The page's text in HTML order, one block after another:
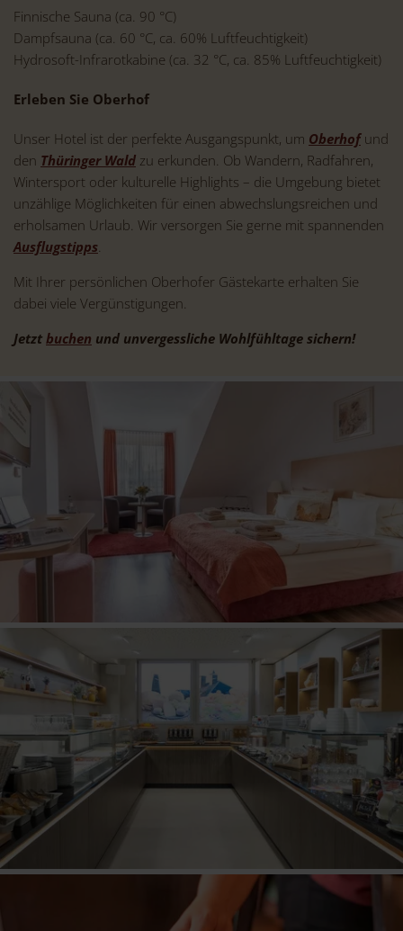
Finnische Sauna (ca. 90 °C)
Dampfsauna (ca. 60 °C, ca. 60% Luftfeuchtigkeit)
Hydrosoft-Infrarotkabine (ca. 32 °C, ca. 85% Luftfeuchtigkeit)
Erleben Sie Oberhof
Unser Hotel ist der perfekte Ausgangspunkt, um Oberhofund
den Thüringer Wald zu erkunden. Ob Wandern, Radfahren,
Wintersport oder kulturelle Highlights – die Umgebung bietet
unzählige Möglichkeiten für einen abwechslungsreichen und
erholsamen Urlaub. Wir versorgen Sie gerne mit spannenden
Ausflugstipps.
Mit Ihrer persönlichen Oberhofer Gästekarte erhalten Sie
dabei viele Vergünstigungen.
Jetzt buchen und unvergessliche Wohlfühltage sichern!